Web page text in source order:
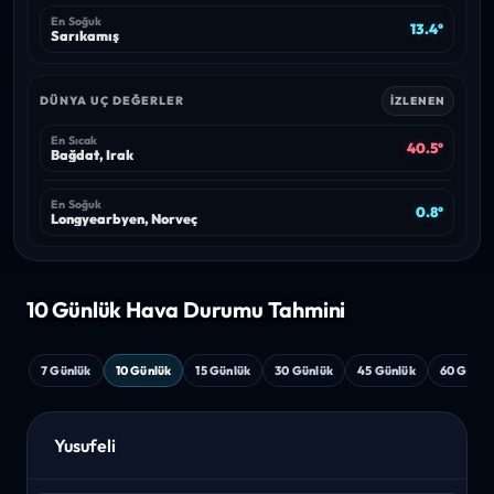
En Soğuk
Sarıkamış 13.4°
DÜNYA UÇ DEĞERLER İZLENEN
En Sıcak
Bağdat, Irak 40.5°
En Soğuk
Longyearbyen, Norveç 0.8°
10 Günlük Hava Durumu Tahmini
7 Günlük 10 Günlük 15 Günlük 30 Günlük 45 Günlük 60
Yusufeli